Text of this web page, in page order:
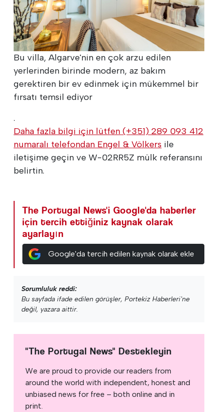
Bu villa, Algarve'nin en çok arzu edilen
yerlerinden birinde modern, az bakım
gerektiren bir ev edinmek için mükemmel bir
fırsatı temsil ediyor
.
Daha fazla bilgi için lütfen (+351) 289 093 412
numaralı telefondan Engel & Völkers ile
iletişime geçin ve W-02RR5Z mülk referansını
belirtin.
The Portugal News'i Google'da haberler
için tercih ettiğiniz kaynak olarak
ayarlayın
Google'da tercih edilen kaynak olarak ekle
Sorumluluk reddi:
Bu sayfada ifade edilen görüşler, Portekiz Haberleri'ne
değil, yazara aittir.
"The Portugal News" Destekleyin
We are proud to provide our readers from
around the world with independent, honest and
unbiased news for free – both online and in
print.